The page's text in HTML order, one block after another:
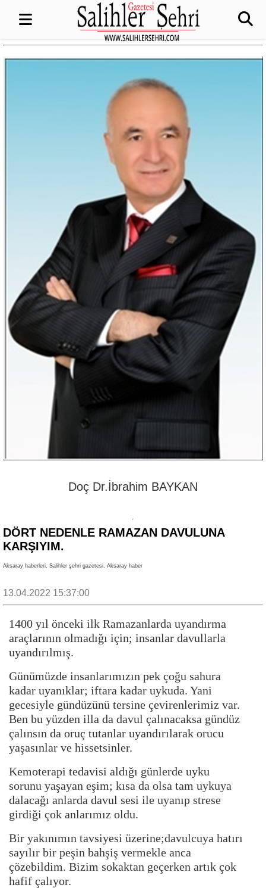
Doç Dr.İbrahim BAYKAN
DÖRT NEDENLE RAMAZAN DAVULUNA
KARŞIYIM.
Aksaray haberleri, Salihler şehri gazetesi, Aksaray haber
13.04.2022 15:37:00
1400 yıl önceki ilk Ramazanlarda uyandırma
araçlarının olmadığı için; insanlar davullarla
uyandırılmış.
Günümüzde insanlarımızın pek çoğu sahura
kadar uyanıklar; iftara kadar uykuda. Yani
gecesiyle gündüzünü tersine çevirenlerimiz var.
Ben bu yüzden illa da davul çalınacaksa gündüz
çalınsın da oruç tutanlar uyandırılarak orucu
yaşasınlar ve hissetsinler.
Kemoterapi tedavisi aldığı günlerde uyku
sorunu yaşayan eşim; kısa da olsa tam uykuya
dalacağı anlarda davul sesi ile uyanıp strese
girdiği çok anlarımız oldu.
Bir yakınımın tavsiyesi üzerine;davulcuya hatırı
sayılır bir peşin bahşiş vermekle anca
çözebildim. Bizim sokaktan geçerken artık çok
hafif çalıyor.